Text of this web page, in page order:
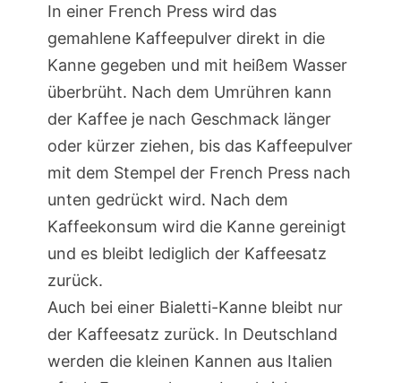
In einer French Press wird das
gemahlene Kaffeepulver direkt in die
Kanne gegeben und mit heißem Wasser
überbrüht. Nach dem Umrühren kann
der Kaffee je nach Geschmack länger
oder kürzer ziehen, bis das Kaffeepulver
mit dem Stempel der French Press nach
unten gedrückt wird. Nach dem
Kaffeekonsum wird die Kanne gereinigt
und es bleibt lediglich der Kaffeesatz
zurück.
Auch bei einer Bialetti-Kanne bleibt nur
der Kaffeesatz zurück. In Deutschland
werden die kleinen Kannen aus Italien